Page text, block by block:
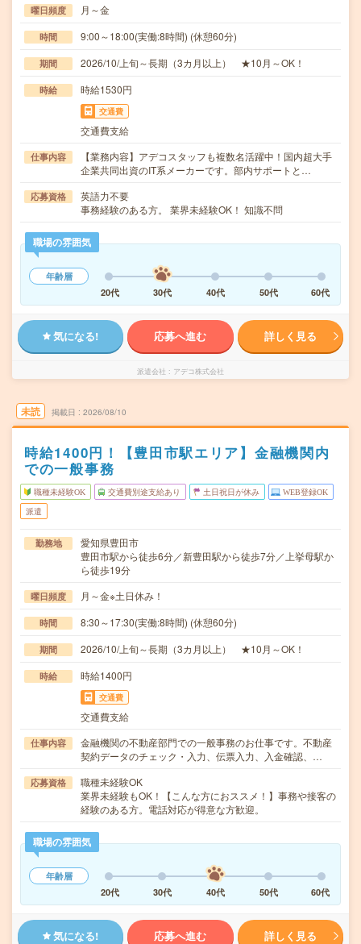
曜日頻度 月～金
時間 9:00～18:00(実働:8時間) (休憩60分)
期間 2026/10/上旬～長期（3カ月以上） ★10月～OK！
時給 時給1530円
交通費
交通費支給
仕事内容
【業務内容】アデコスタッフも複数名活躍中！国内超大手
企業共同出資のIT系メーカーです。部内サポートと…
応募資格
英語力不要
事務経験のある方。 業界未経験OK！ 知識不問
職場の雰囲気
年齢層
20代
30代 40代 50代 60代
気になる! 応募へ進む 詳しく見る
派遣会社 アデコ株式会社
未読 掲載日 2026/08/10
時給1400円！【豊田市駅エリア】金融機関内
での一般事務
職種未経験OK 交通費別途支給あり 土日祝日が休み WEB登録OK
派遣
勤務地
愛知県豊田市
豊田市駅から徒歩6分／新豊田駅から徒歩7分／上挙母駅か
ら徒歩19分
曜日頻度 月～金※土日休み！
時間 8:30～17:30(実働:8時間) (休憩60分)
期間 2026/10/上旬～長期（3カ月以上） ★10月～OK！
時給 時給1400円
交通費
交通費支給
仕事内容
金融機関の不動産部門での一般事務のお仕事です。不動産
契約データのチェック・入力、伝票入力、入金確認、…
応募資格
職種未経験OK
業界未経験もOK！【こんな方におススメ！】事務や接客の
経験のある方。電話対応が得意な方歓迎。
職場の雰囲気
年齢層
20代
30代 40代 50代 60代
気になる! 応募へ進む 詳しく見る